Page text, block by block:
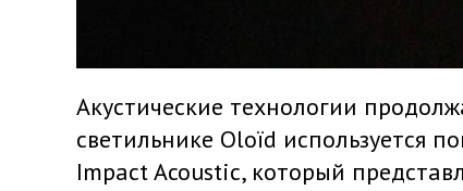
Акустические технологии
светильнике Oloïd используется
Impact Acoustic, который